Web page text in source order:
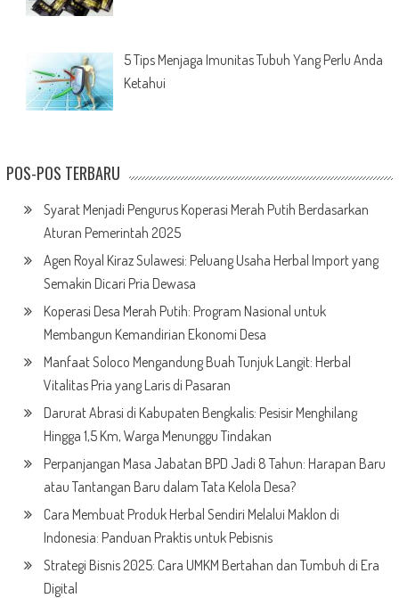
5 Tips Menjaga Imunitas Tubuh Yang Perlu Anda
Ketahui
POS-POS TERBARU
Syarat Menjadi Pengurus Koperasi Merah Putih Berdasarkan
Aturan Pemerintah 2025
Agen Royal Kiraz Sulawesi: Peluang Usaha Herbal Import yang
Semakin Dicari Pria Dewasa
Koperasi Desa Merah Putih: Program Nasional untuk
Membangun Kemandirian Ekonomi Desa
Manfaat Soloco Mengandung Buah Tunjuk Langit: Herbal
Vitalitas Pria yang Laris di Pasaran
Darurat Abrasi di Kabupaten Bengkalis: Pesisir Menghilang
Hingga 1,5 Km, Warga Menunggu Tindakan
Perpanjangan Masa Jabatan BPD Jadi 8 Tahun: Harapan Baru
atau Tantangan Baru dalam Tata Kelola Desa?
Cara Membuat Produk Herbal Sendiri Melalui Maklon di
Indonesia: Panduan Praktis untuk Pebisnis
Strategi Bisnis 2025: Cara UMKM Bertahan dan Tumbuh di Era
Digital